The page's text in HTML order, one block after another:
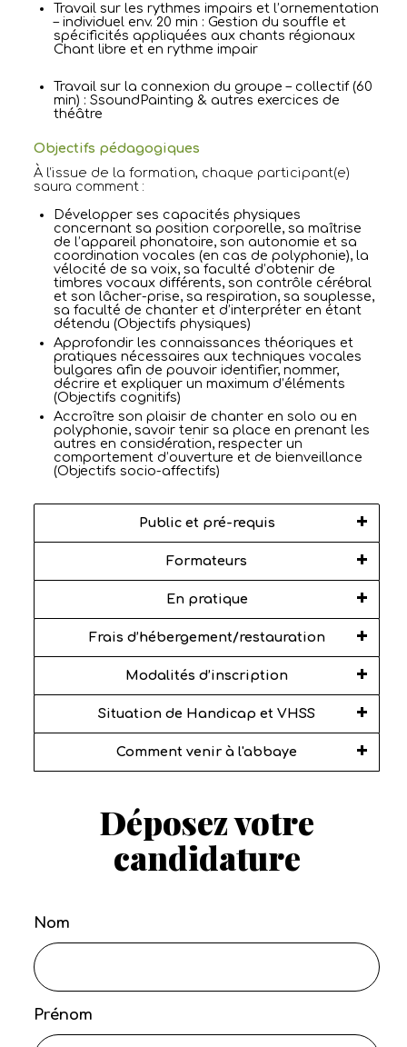
Travail sur les rythmes impairs et l’ornementation
– individuel env. 20 min : Gestion du souffle et
spécificités appliquées aux chants régionaux
Chant libre et en rythme impair
Travail sur la connexion du groupe – collectif (60
min) : SsoundPainting & autres exercices de
théâtre
Objectifs pédagogiques
À l’issue de la formation, chaque participant(e)
saura comment :
Développer ses capacités physiques
concernant sa position corporelle, sa maîtrise
de l’appareil phonatoire, son autonomie et sa
coordination vocales (en cas de polyphonie), la
vélocité de sa voix, sa faculté d’obtenir de
timbres vocaux différents, son contrôle cérébral
et son lâcher-prise, sa respiration, sa souplesse,
sa faculté de chanter et d’interpréter en étant
détendu (Objectifs physiques)
Approfondir les connaissances théoriques et
pratiques nécessaires aux techniques vocales
bulgares afin de pouvoir identifier, nommer,
décrire et expliquer un maximum d’éléments
(Objectifs cognitifs)
Accroître son plaisir de chanter en solo ou en
polyphonie, savoir tenir sa place en prenant les
autres en considération, respecter un
comportement d’ouverture et de bienveillance
(Objectifs socio-affectifs)
Public et pré-requis
Formateurs
En pratique
Frais d’hébergement/restauration
Modalités d’inscription
Situation de Handicap et VHSS
Comment venir à l'abbaye
Déposez votre
candidature
Nom
Prénom